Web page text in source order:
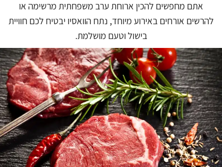
אתם מחפשים להכין ארוחת ערב משפחתית מרשימה או
להרשים אורחים באירוע מיוחד, נתח הוואסיו יבטיח לכם חוויית
בישול וטעם מושלמת.